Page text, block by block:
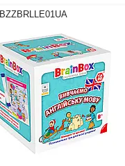
BZZBRLLE01UA